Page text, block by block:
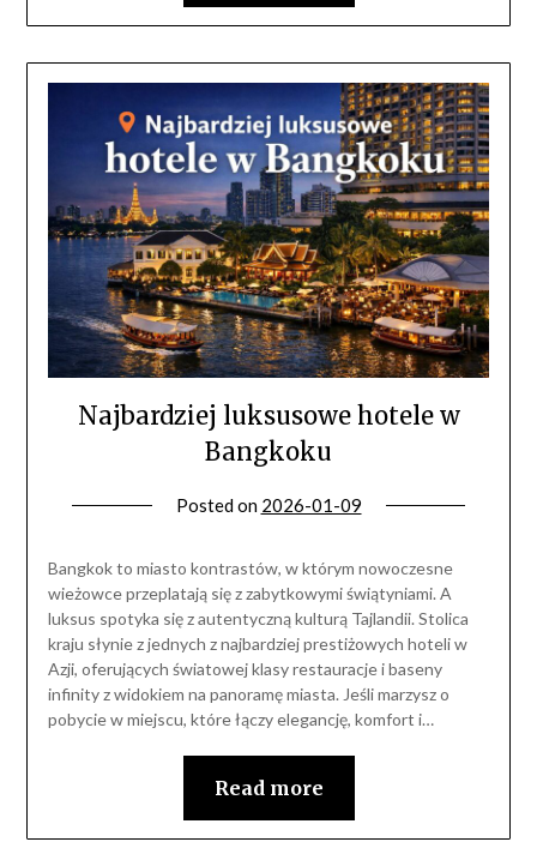
Najbardziej luksusowe hotele w
Bangkoku
Posted on 2026-01-09
Bangkok to miasto kontrastów, w którym nowoczesne
wieżowce przeplatają się z zabytkowymi świątyniami. A
luksus spotyka się z autentyczną kulturą Tajlandii. Stolica
kraju słynie z jednych z najbardziej prestiżowych hoteli w
Azji, oferujących światowej klasy restauracje i baseny
infinity z widokiem na panoramę miasta. Jeśli marzysz o
pobycie w miejscu, które łączy elegancję, komfort i…
Read more